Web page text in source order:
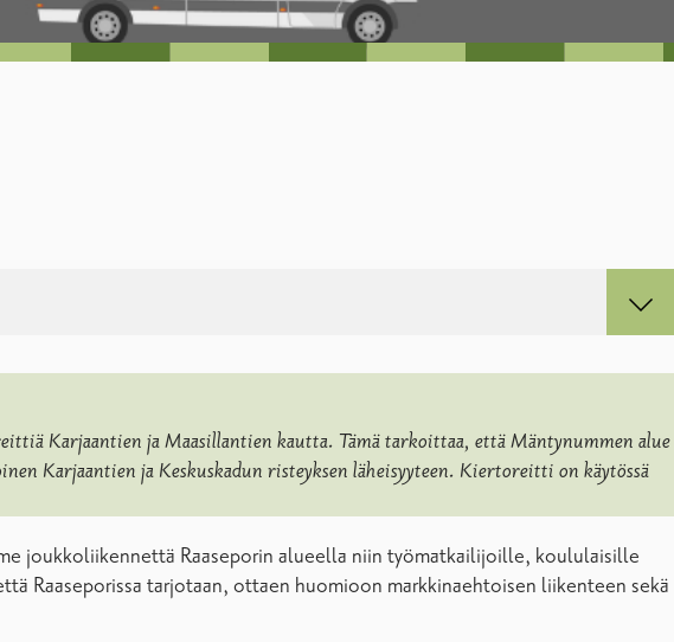
Karjaantien ja Maasillantien kautta. Tämä tarkoittaa, että Mäntynummen alue
Karjaantien ja Keskuskadun risteyksen läheisyyteen. Kiertoreitti on käytössä
joukkoliikennettä Raaseporin alueella niin työmatkailijoille, koululaisille
Raaseporissa tarjotaan, ottaen huomioon markkinaehtoisen liikenteen sekä